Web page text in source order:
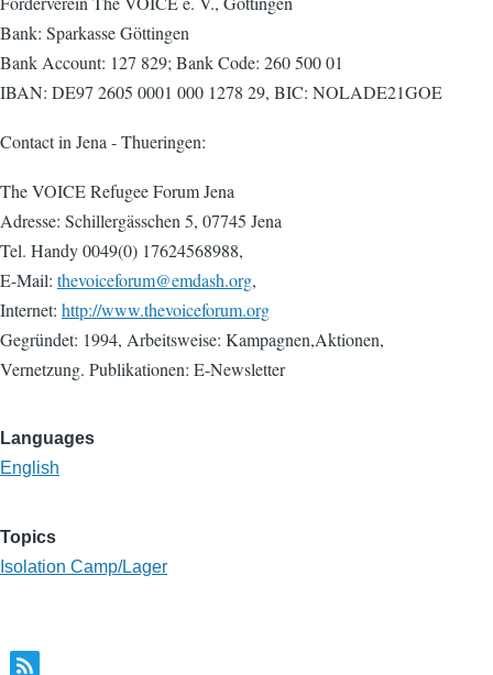
Bank: Sparkasse Göttingen
Bank Account: 127 829; Bank Code: 260 500 01
IBAN: DE97 2605 0001 000 1278 29, BIC: NOLADE21GOE
Contact in Jena - Thueringen:
The VOICE Refugee Forum Jena
Adresse: Schillergässchen 5, 07745 Jena
Tel. Handy 0049(0) 17624568988,
E-Mail: thevoiceforum@emdash.org,
Internet: http://www.thevoiceforum.org
Gegründet: 1994, Arbeitsweise: Kampagnen,Aktionen,
Vernetzung. Publikationen: E-Newsletter
Languages
English
Topics
Isolation Camp/Lager